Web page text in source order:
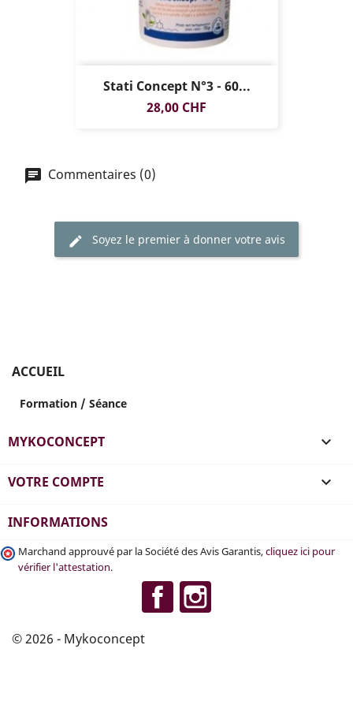
Stati Concept N°3 - 60...
Prix
28,00 CHF
Commentaires (0)
Soyez le premier à donner votre avis
ACCUEIL
Formation / Séance
MYKOCONCEPT 
VOTRE COMPTE 
INFORMATIONS
Marchand approuvé par la Société des Avis Garantis,cliquez ici pour
vérifier l'attestation.
Facebook
© 2026 - Mykoconcept